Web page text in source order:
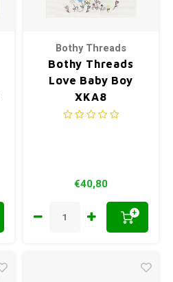
Bothy Threads
Bothy Threads
Love Baby Boy
XKA8
€40,80
+